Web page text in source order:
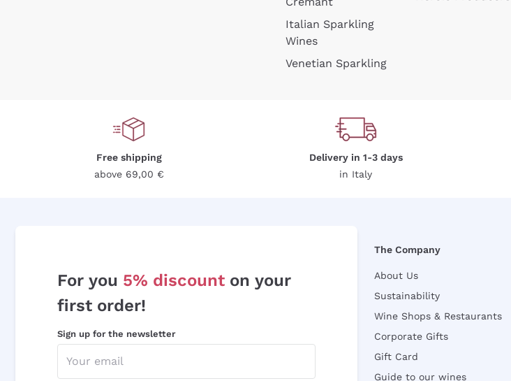
Italian Sparkling
Wines
Venetian Sparkling
Free shipping
above 69,00 €
Delivery in 1-3 days
in Italy
For you 5% discount on your
first order!
Sign up for the newsletter
The Company
About Us
Sustainability
Wine Shops & Restaurants
Corporate Gifts
Gift Card
Guide to our wines